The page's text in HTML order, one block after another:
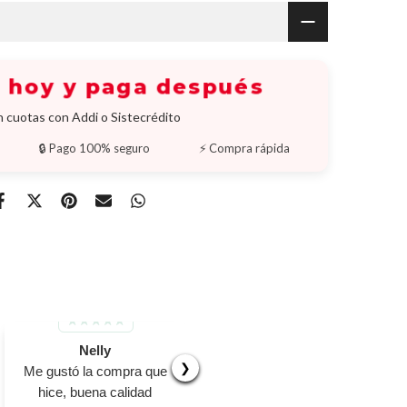
hoy y paga después
cuotas con Addi o Sistecrédito
🔒 Pago 100% seguro ⚡ Compra rápida
❯
Nelly
Me gustó la compra que
hice, buena calidad